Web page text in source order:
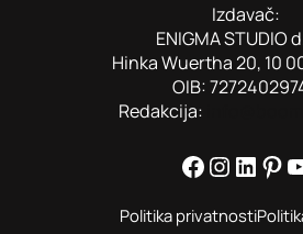
Izdavač:
ENIGMA STUDIO
Hinka Wuertha 20, 10
OIB:
Redakcija:
Facebook
Politika privatnosti